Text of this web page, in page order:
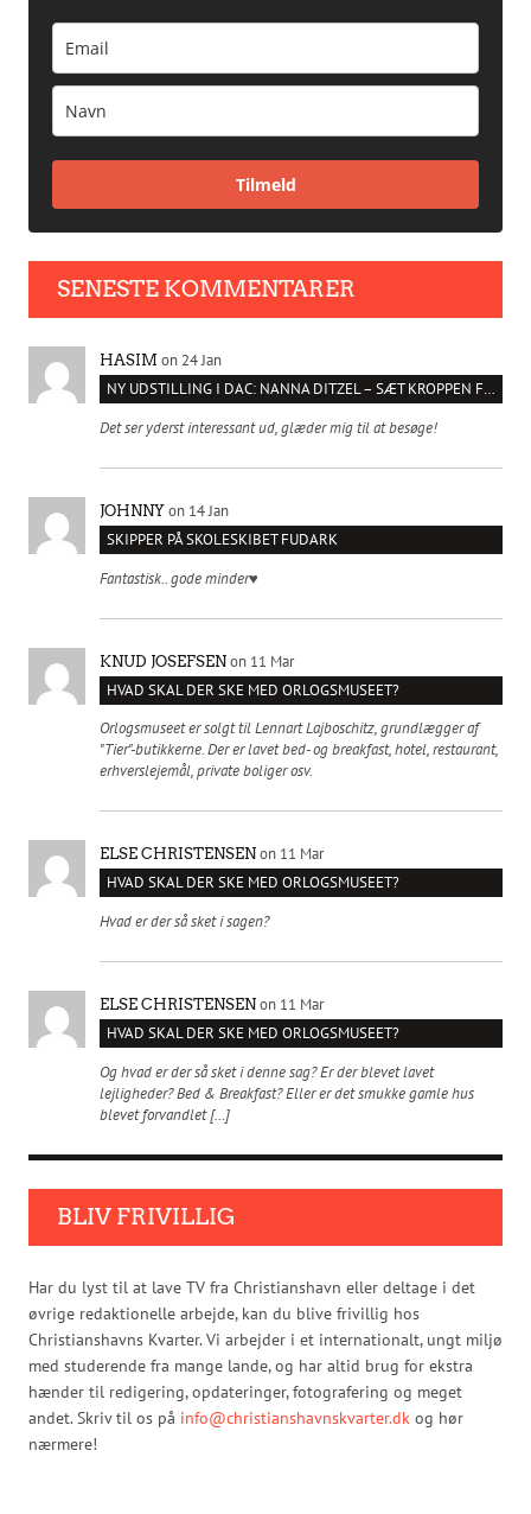
Tilmeld
SENESTE KOMMENTARER
HASIM on 24 Jan
NY UDSTILLING I DAC: NANNA DITZEL – SÆT KROPPEN FRI
Det ser yderst interessant ud, glæder mig til at besøge!
JOHNNY on 14 Jan
SKIPPER PÅ SKOLESKIBET FUDARK
Fantastisk.. gode minder♥️
KNUD JOSEFSEN on 11 Mar
HVAD SKAL DER SKE MED ORLOGSMUSEET?
Orlogsmuseet er solgt til Lennart Lajboschitz, grundlægger af
"Tier"-butikkerne. Der er lavet bed- og breakfast, hotel, restaurant,
erhverslejemål, private boliger osv.
ELSE CHRISTENSEN on 11 Mar
HVAD SKAL DER SKE MED ORLOGSMUSEET?
Hvad er der så sket i sagen?
ELSE CHRISTENSEN on 11 Mar
HVAD SKAL DER SKE MED ORLOGSMUSEET?
Og hvad er der så sket i denne sag? Er der blevet lavet
lejligheder? Bed & Breakfast? Eller er det smukke gamle hus
blevet forvandlet […]
BLIV FRIVILLIG
Har du lyst til at lave TV fra Christianshavn eller deltage i det
øvrige redaktionelle arbejde, kan du blive frivillig hos
Christianshavns Kvarter. Vi arbejder i et internationalt, ungt miljø
med studerende fra mange lande, og har altid brug for ekstra
hænder til redigering, opdateringer, fotografering og meget
andet. Skriv til os på info@christianshavnskvarter.dk og hør
nærmere!